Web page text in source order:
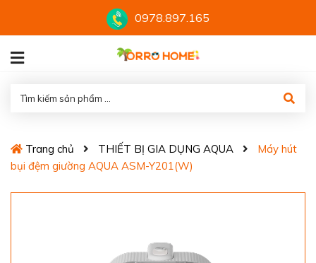
0978.897.165
Trang chủ THIẾT BỊ GIA DỤNG AQUA
Máy hút
bụi đệm giường AQUA ASM-Y201(W)